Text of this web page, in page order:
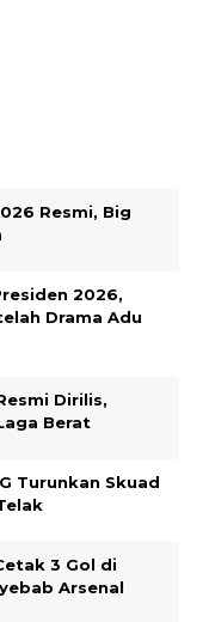
Resmi, Big
2026,
Drama Adu
Dirilis,
Berat
Turunkan Skuad
3 Gol di
Arsenal